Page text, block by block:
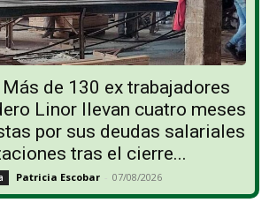
de 130 ex trabajadores
Linor llevan cuatro meses
por sus deudas salariales
tras el cierre...
Patricia Escobar - 07/08/2026